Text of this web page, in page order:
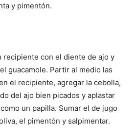
y pimentón.
recipiente con el diente de ajo y
guacamole. Partir al medio las
el recipiente, agregar la cebolla,
del ajo bien picados y aplastar
un papilla. Sumar el de jugo
el pimentón y salpimentar.